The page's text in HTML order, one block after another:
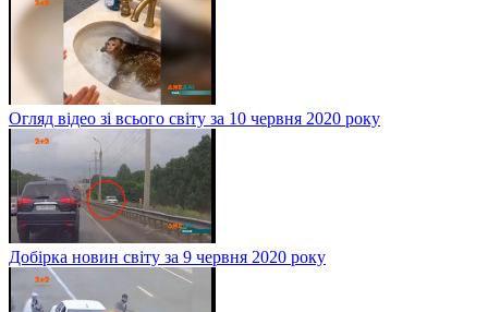
Огляд відео зі всього світу за 10 червня 2020 року
Добірка новин світу за 9 червня 2020 року